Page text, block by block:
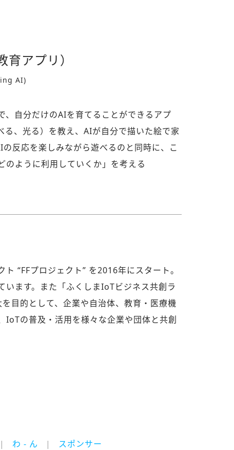
アプリ）
AI)
、自分だけのAIを育てることができるアプ
、光る）を教え、AIが自分で描いた絵で家
反応を楽しみながら遊べるのと同時に、こ
ように利用していくか」を考える
“FFプロジェクト” を2016年にスタート。
ます。また「ふくしまIoTビジネス共創ラ
目的として、企業や自治体、教育・医療機
IoTの普及・活用を様々な企業や団体と共創
わ - ん スポンサー